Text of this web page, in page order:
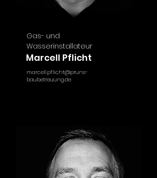
Gas- und
Wasserinstallateur
Marcell Pflicht
marcell.pflicht@pruns-
baubetreuung.de